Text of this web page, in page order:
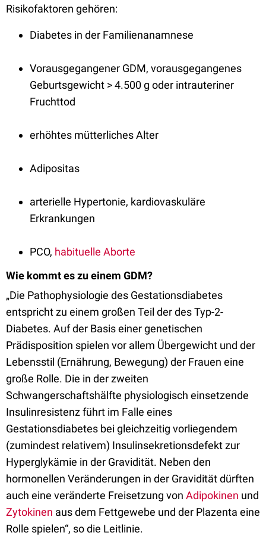
Risikofaktoren gehören:
Diabetes in der Familienanamnese
Vorausgegangener GDM, vorausgegangenes
Geburtsgewicht > 4.500 g oder intrauteriner
Fruchttod
erhöhtes mütterliches Alter
Adipositas
arterielle Hypertonie, kardiovaskuläre
Erkrankungen
PCO, habituelle Aborte
Wie kommt es zu einem GDM?
„Die Pathophysiologie des Gestationsdiabetes
entspricht zu einem großen Teil der des Typ-2-
Diabetes. Auf der Basis einer genetischen
Prädisposition spielen vor allem Übergewicht und der
Lebensstil (Ernährung, Bewegung) der Frauen eine
große Rolle. Die in der zweiten
Schwangerschaftshälfte physiologisch einsetzende
Insulinresistenz führt im Falle eines
Gestationsdiabetes bei gleichzeitig vorliegendem
(zumindest relativem) Insulinsekretionsdefekt zur
Hyperglykämie in der Gravidität. Neben den
hormonellen Veränderungen in der Gravidität dürften
auch eine veränderte Freisetzung von Adipokinen und
Zytokinen aus dem Fettgewebe und der Plazenta eine
Rolle spielen“, so die Leitlinie.